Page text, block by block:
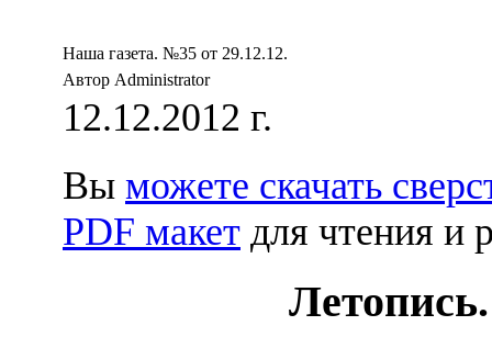
Наша газета. №35 от 29.12.12.
Автор Administrator
12.12.2012 г.
Вы можете скачать
PDF макет для чтения и
Летопись.